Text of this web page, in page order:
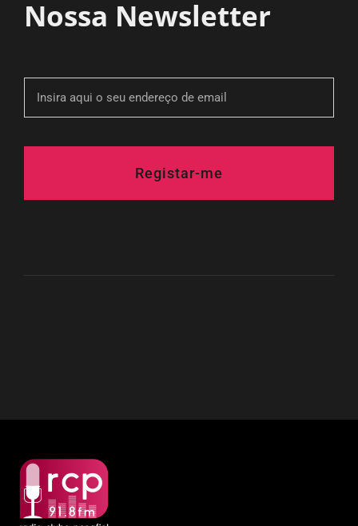
Nossa Newsletter
Registar-me